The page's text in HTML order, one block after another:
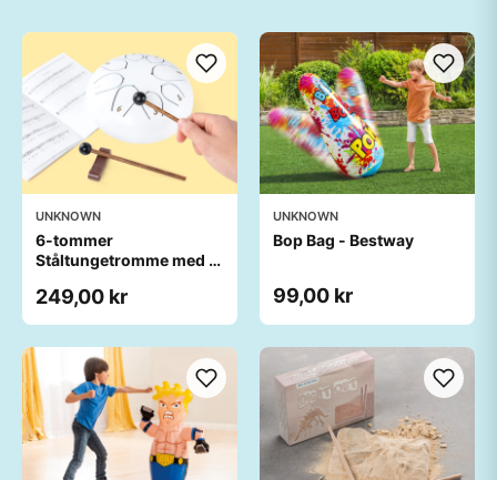
UNKNOWN
6-tommer
Ståltungetromme med 8
249,00 kr
UNKNOWN
Bop Bag - Bestway
99,00 kr